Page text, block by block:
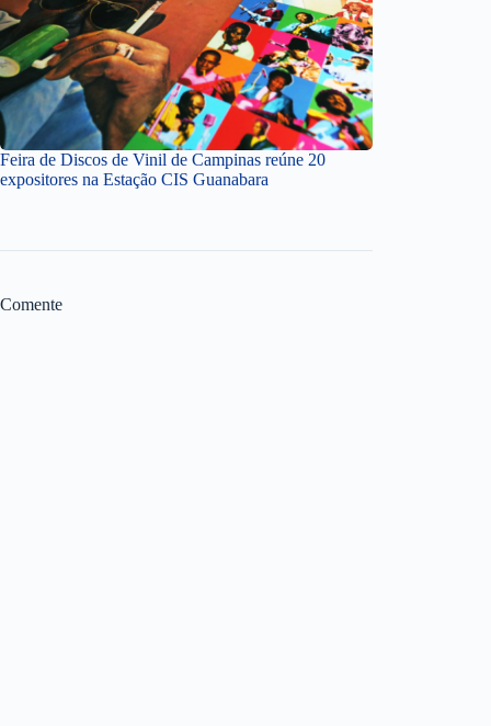
Feira de Discos de Vinil de Campinas reúne 20
expositores na Estação CIS Guanabara
Comente